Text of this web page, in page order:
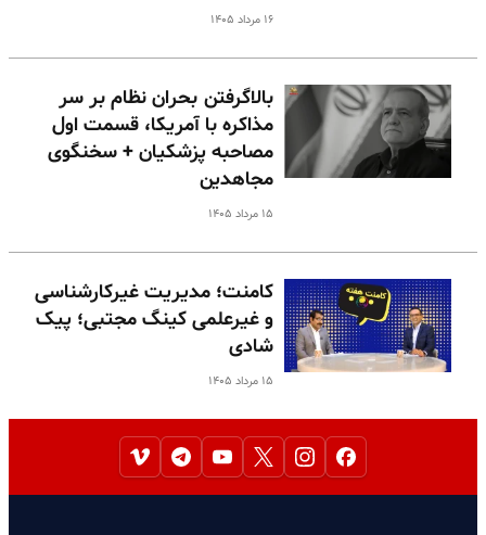
۱۶ مرداد ۱۴۰۵
بالا‌گرفتن بحران نظام بر سر
مذاکره با آمریکا، قسمت اول
مصاحبه پزشکیان + سخنگوی
مجاهدین
۱۵ مرداد ۱۴۰۵
کامنت؛ مدیریت غیرکارشناسی
و غیرعلمی کینگ مجتبی؛ پیک
شادی
۱۵ مرداد ۱۴۰۵